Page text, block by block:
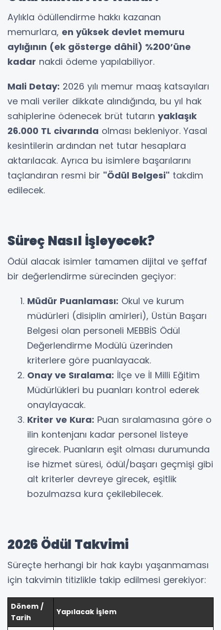
Aylıkla ödüllendirme hakkı kazanan
memurlara, en yüksek devlet memuru
aylığının (ek gösterge dâhil) %200’üne
kadar nakdi ödeme yapılabiliyor.
Mali Detay: 2026 yılı memur maaş katsayıları
ve mali veriler dikkate alındığında, bu yıl hak
sahiplerine ödenecek brüt tutarın yaklaşık
26.000 TL civarında olması bekleniyor. Yasal
kesintilerin ardından net tutar hesaplara
aktarılacak. Ayrıca bu isimlere başarılarını
taçlandıran resmi bir "Ödül Belgesi" takdim
edilecek.
Süreç Nasıl İşleyecek?
Ödül alacak isimler tamamen dijital ve şeffaf
bir değerlendirme sürecinden geçiyor:
Müdür Puanlaması: Okul ve kurum
müdürleri (disiplin amirleri), Üstün Başarı
Belgesi olan personeli MEBBİS Ödül
Değerlendirme Modülü üzerinden
kriterlere göre puanlayacak.
Onay ve Sıralama: İlçe ve İl Milli Eğitim
Müdürlükleri bu puanları kontrol ederek
onaylayacak.
Kriter ve Kura: Puan sıralamasına göre o
ilin kontenjanı kadar personel listeye
girecek. Puanların eşit olması durumunda
ise hizmet süresi, ödül/başarı geçmişi gibi
alt kriterler devreye girecek, eşitlik
bozulmazsa kura çekilebilecek.
2026 Ödül Takvimi
Süreçte herhangi bir hak kaybı yaşanmaması
için takvimin titizlikle takip edilmesi gerekiyor:
Dönem /
Tarih
Yapılacak İşlem